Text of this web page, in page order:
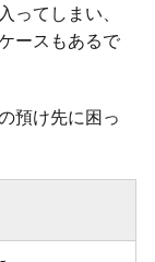
ってしまい、
ースもあるで
預け先に困っ